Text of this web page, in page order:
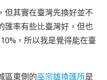
但其實在臺灣先換好並不
匯率有些比臺灣好，但也
，所以我是覺得能在臺
區東側的巫宗雄換匯所是